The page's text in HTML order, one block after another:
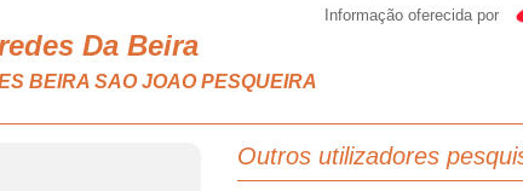
Informação oferecida por
Da Beira
BEIRA SAO JOAO PESQUEIRA
Outros utilizadores